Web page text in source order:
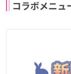
コラボメニュ